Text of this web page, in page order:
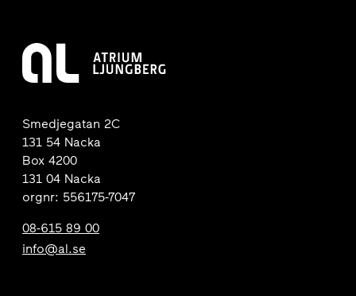
Smedjegatan 2C
131 54 Nacka
Box 4200
131 04 Nacka
orgnr: 556175-7047
08-615 89 00
info@al.se